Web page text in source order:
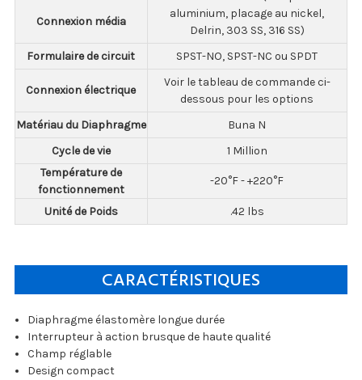
Connexion média
aluminium, placage au nickel,
Delrin, 303 SS, 316 SS)
Formulaire de circuit
SPST-NO, SPST-NC ou SPDT
Connexion électrique
Voir le tableau de commande ci-
dessous pour les options
Matériau du Diaphragme
Buna N
Cycle de vie
1 Million
Température de
fonctionnement
-20°F - +220°F
Unité de Poids .42 lbs
CARACTÉRISTIQUES
Diaphragme élastomère longue durée
Interrupteur à action brusque de haute qualité
Champ réglable
Design compact